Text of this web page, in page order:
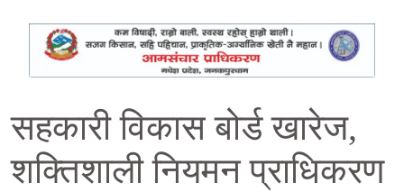
सहकारी विकास बोर्ड खारेज,
शक्तिशाली नियमन प्राधिकरण